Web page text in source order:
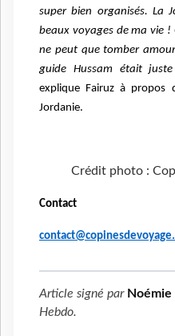
super bien organisés. La
beaux voyages de ma vie
ne peut que tomber
guide Hussam était
explique Fairuz à propos
Jordanie.
Crédit photo :
Contact
Article signé par Noémie
Hebdo.